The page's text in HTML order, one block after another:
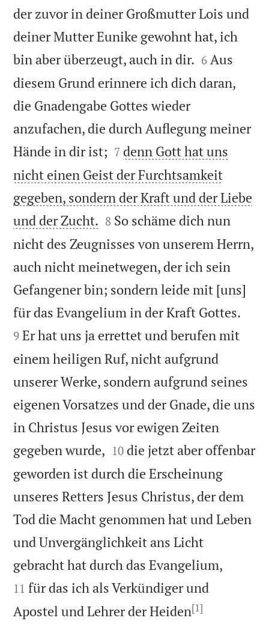
der zuvor in deiner Großmutter Lois und
deiner Mutter Eunike gewohnt hat, ich
bin aber überzeugt, auch in dir. 

6 Aus
diesem Grund erinnere ich dich daran,
die Gnadengabe Gottes wieder
anzufachen, die durch Auflegung meiner
Hände in dir ist; 

7 denn Gott hat uns
nicht einen Geist der Furchtsamkeit
gegeben, sondern der Kraft und der Liebe
und der Zucht. 

8 So schäme dich nun
nicht des Zeugnisses von unserem Herrn,
auch nicht meinetwegen, der ich sein
Gefangener bin; sondern leide mit [uns]
für das Evangelium in der Kraft Gottes.
9 Er hat uns ja errettet und berufen mit
einem heiligen Ruf, nicht aufgrund
unserer Werke, sondern aufgrund seines
eigenen Vorsatzes und der Gnade, die uns
in Christus Jesus vor ewigen Zeiten
gegeben wurde, 

10 die jetzt aber offenbar
geworden ist durch die Erscheinung
unseres Retters Jesus Christus, der dem
Tod die Macht genommen hat und Leben
und Unvergänglichkeit ans Licht
gebracht hat durch das Evangelium,
11 für das ich als Verkündiger und
Apostel und Lehrer der Heiden[1]